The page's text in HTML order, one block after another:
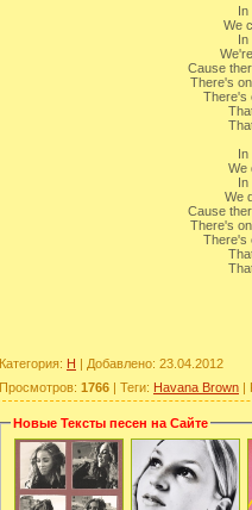
We
Cause
There's
There's
We
We
Cause
There's
There's
Категория: H Добавлено: 23.04.2012
Просмотров: 1766 Теги: Havana Brown
Новые Тексты песен на Сайте